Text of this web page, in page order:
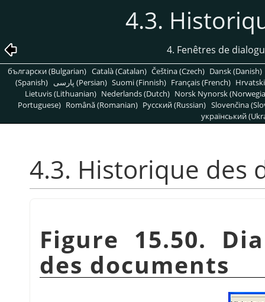
4.3.
4. Fenêtres de
български (Bulgarian) Català (Catalan) Čeština (Czech) Dansk (Danish)
(Spanish)
پارسی (Persian) Suomi (Finnish) Français (French)
Lietuvis (Lithuanian) Nederlands (Dutch) Norsk Nynorsk
Portuguese) Română (Romanian) Pусский (Russian) Slovenčina
український
4.3. Historique des
Figure 15.50.
des documents